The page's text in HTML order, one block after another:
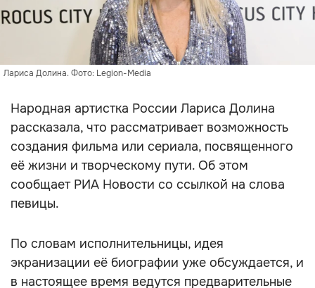
Лариса Долина. Фото: Legion-Media
Народная артистка России Лариса Долина
рассказала, что рассматривает возможность
создания фильма или сериала, посвященного
её жизни и творческому пути. Об этом
сообщает РИА Новости со ссылкой на слова
певицы.
По словам исполнительницы, идея
экранизации её биографии уже обсуждается, и
в настоящее время ведутся предварительные